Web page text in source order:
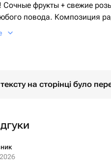
Сочные фрукты + свежие
повода. Композиция
на сторінці було